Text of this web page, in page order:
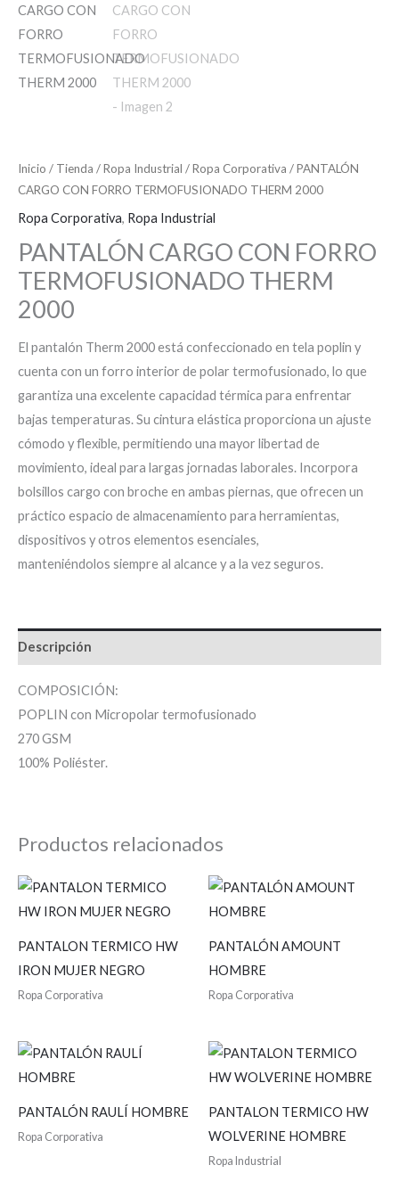
Inicio / Tienda /Ropa Industrial /Ropa Corporativa / PANTALÓN
CARGO CON FORRO TERMOFUSIONADO THERM 2000
Ropa Corporativa, Ropa Industrial
PANTALÓN CARGO CON FORRO
TERMOFUSIONADO THERM
2000
El pantalón Therm 2000 está confeccionado en tela poplin y
cuenta con un forro interior de polar termofusionado, lo que
garantiza una excelente capacidad térmica para enfrentar
bajas temperaturas. Su cintura elástica proporciona un ajuste
cómodo y flexible, permitiendo una mayor libertad de
movimiento, ideal para largas jornadas laborales. Incorpora
bolsillos cargo con broche en ambas piernas, que ofrecen un
práctico espacio de almacenamiento para herramientas,
dispositivos y otros elementos esenciales,
manteniéndolos siempre al alcance y a la vez seguros.
Descripción
COMPOSICIÓN:
POPLIN con Micropolar termofusionado
270 GSM
100% Poliéster.
Productos relacionados
PANTALON TERMICO HW
IRON MUJER NEGRO
Ropa Corporativa
PANTALÓN AMOUNT
HOMBRE
Ropa Corporativa
PANTALÓN RAULÍ HOMBRE
Ropa Corporativa
PANTALON TERMICO HW
WOLVERINE HOMBRE
Ropa Industrial